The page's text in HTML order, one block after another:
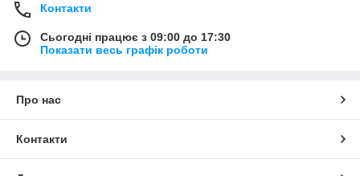
Контакти
Сьогодні працює з 09:00 до 17:30
Показати весь графік роботи
Про нас
Контакти